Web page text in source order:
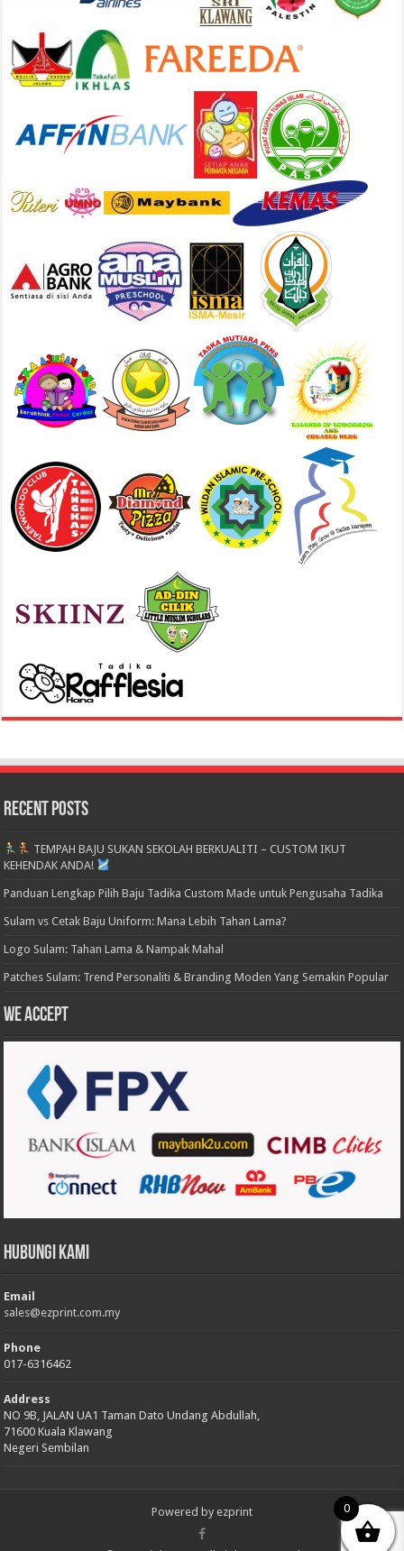
Recent Posts
TEMPAH BAJU SUKAN SEKOLAH BERKUALITI – CUSTOM IKUT
KEHENDAK ANDA!
Panduan Lengkap Pilih Baju Tadika Custom Made untuk Pengusaha Tadika
Sulam vs Cetak Baju Uniform: Mana Lebih Tahan Lama?
Logo Sulam: Tahan Lama & Nampak Mahal
Patches Sulam: Trend Personaliti & Branding Moden Yang Semakin Popular
We accept
Hubungi Kami
Email
sales@ezprint.com.my
Phone
017-6316462
Address
NO 9B, JALAN UA1 Taman Dato Undang Abdullah,
71600 Kuala Klawang
Negeri Sembilan
Powered by ezprint 0